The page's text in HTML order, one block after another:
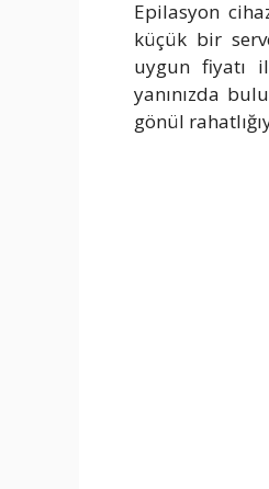
Epilasyon
küçük bir
uygun fiyatı
yanınızda
gönül